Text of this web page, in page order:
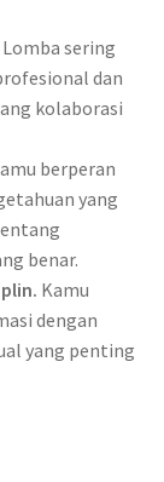
Lomba sering
dan
kolaborasi
berperan
yang
benar.
Kamu
dengan
yang penting